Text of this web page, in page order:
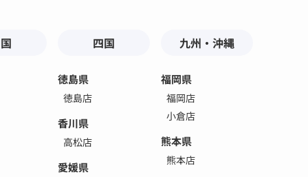
四国
徳島県
徳島店
香川県
高松店
愛媛県
九州・沖縄
福岡県
福岡店
小倉店
熊本県
熊本店